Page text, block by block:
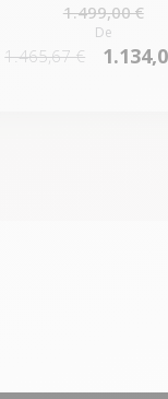
1.499,00 €
De
1.465,67 €